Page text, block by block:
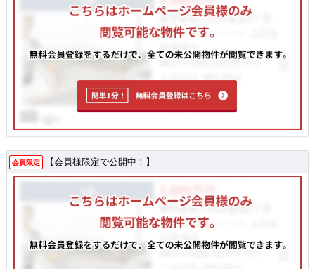
会員限定 【会員様限定で公開中！】